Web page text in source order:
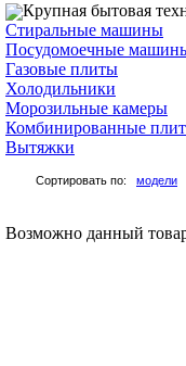
Крупная бытовая
Стиральные машины
Посудомоечные
Газовые плиты
Холодильники
Морозильные камеры
Комбинированные
Вытяжки
Сортировать по: модели
Возможно данный